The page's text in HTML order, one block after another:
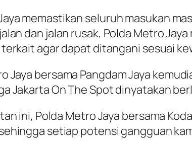
memastikan seluruh masukan
dan jalan rusak, Polda Metro
agar dapat ditangani sesuai
Jaya bersama Pangdam Jaya
Jakarta On The Spot dinyatakan
ini, Polda Metro Jaya bersama
setiap potensi gangguan